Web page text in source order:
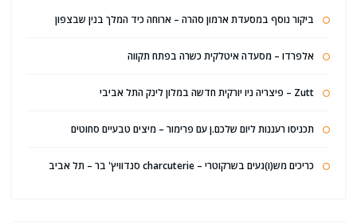
ביקור נוסף במסעדת ארמון סהרה – ארוחה כיד המלך בנין שבצפון
אלפרדו – מסעדה איטלקית כשרה בפתח תקווה
Zutt – פיצריה ניו יורקית חדשה במלון לינק התל אביבי
תכניסו רעננות ליום שלכם.ן עם פרימור – מיצים טבעיים סחוטים
כריכים מש(ו)געים בשרקוטרי – charcuterie סנדוויץ' בר – תל אביב